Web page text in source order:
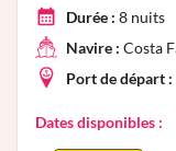
Durée : 8 nuits
Navire : Costa
Port de départ :
Dates disponibles :